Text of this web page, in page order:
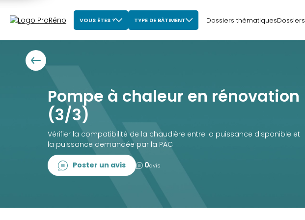
VOUS ÊTES ? TYPE DE BÂTIMENT Dossiers thématiquesDossiers
Pompe à chaleur en rénovation
(3/3)
Vérifier la compatibilité de la chaudière entre la puissance disponible et
la puissance demandée par la PAC
Poster un avis 0avis